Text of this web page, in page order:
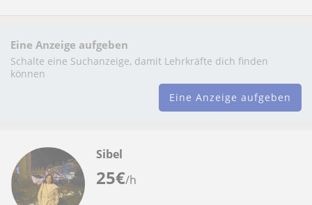
Eine Anzeige aufgeben
Schalte eine Suchanzeige, damit Lehrkräfte dich finden
können
Eine Anzeige aufgeben
25€/h
Sibel